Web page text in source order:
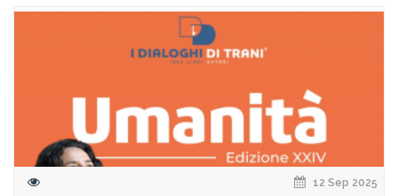
12 Sep 2025